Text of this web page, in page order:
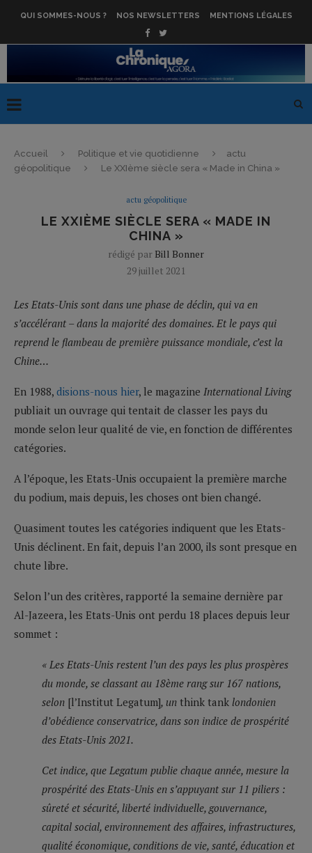
QUI SOMMES-NOUS ? NOS NEWSLETTERS MENTIONS LÉGALES
Accueil Politique et vie quotidienne
actu
géopolitique
Le XXIème siècle sera « Made in China »
actu géopolitique
LE XXIÈME SIÈCLE SERA « MADE IN
CHINA »
rédigé par Bill Bonner
29 juillet 2021
Les Etats-Unis sont dans une phase de déclin, qui va en
s’accélérant – dans la majorité des domaines. Et le pays qui
reprend le flambeau de première puissance mondiale, c’est la
Chine…
En 1988, disions-nous hier, le magazine International Living
publiait un ouvrage qui tentait de classer les pays du
monde selon leur qualité de vie, en fonction de différentes
catégories.
A l’époque, les Etats-Unis occupaient la première marche
du podium, mais depuis, les choses ont bien changé.
Quasiment toutes les catégories indiquent que les Etats-
Unis déclinent. En fait, depuis l’an 2000, ils sont presque en
chute libre.
Selon l’un des critères, rapporté la semaine dernière par
Al-Jazeera, les Etats-Unis ont perdu 18 places depuis leur
sommet :
« Les Etats-Unis restent l’un des pays les plus prospères
du monde, se classant au 18ème rang sur 167 nations,
selon [l’Institut Legatum], un think tank londonien
d’obédience conservatrice, dans son indice de prospérité
des Etats-Unis 2021.
Cet indice, que Legatum publie chaque année, mesure la
prospérité des Etats-Unis en s’appuyant sur 11 piliers :
sûreté et sécurité, liberté individuelle, gouvernance,
capital social, environnement des affaires, infrastructures,
qualité économique, conditions de vie, santé, éducation et